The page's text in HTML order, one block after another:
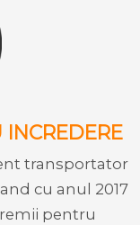
INCREDERE
transportator
cu anul 2017
pentru